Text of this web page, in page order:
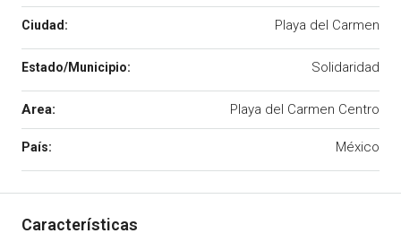
Playa del Carmen
Solidaridad
Area: Playa del Carmen Centro
México